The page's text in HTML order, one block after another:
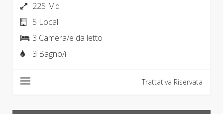
225 Mq
5 Locali
3 Camera/e da letto
3 Bagno/i
Trattativa Riservata